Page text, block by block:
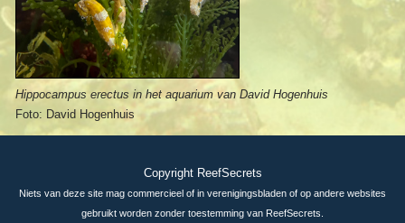
Hippocampus erectus in het aquarium van David Hogenhuis
Foto: David Hogenhuis
Copyright ReefSecrets
Niets van deze site mag commercieel of in verenigingsbladen of op andere websites
gebruikt worden zonder toestemming van ReefSecrets.